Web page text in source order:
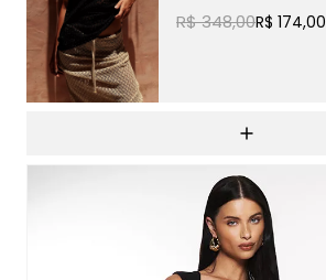
R$ 348,00R$ 174,00